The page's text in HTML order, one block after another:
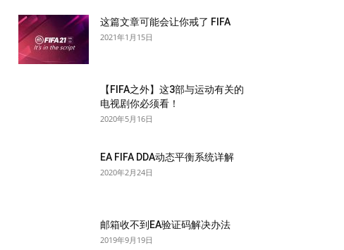
这篇文章可能会让你戒了 FIFA
2021年1月15日
【FIFA之外】这3部与运动有关的
电视剧你必须看！
2020年5月16日
EA FIFA DDA动态平衡系统详解
2020年2月24日
邮箱收不到EA验证码解决办法
2019年9月19日